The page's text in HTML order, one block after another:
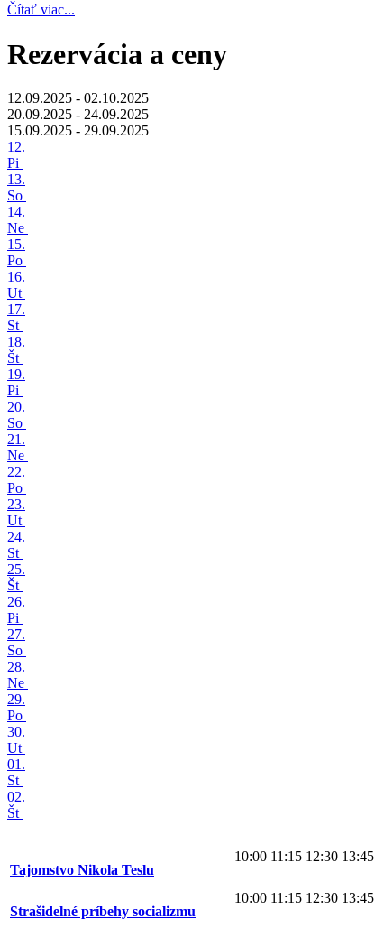
Čítať viac...
Rezervácia a ceny
12.09.2025 - 02.10.2025
20.09.2025 - 24.09.2025
15.09.2025 - 29.09.2025
12.
Pi
13.
So
14.
Ne
15.
Po
16.
Ut
17.
St
18.
Št
19.
Pi
20.
So
21.
Ne
22.
Po
23.
Ut
24.
St
25.
Št
26.
Pi
27.
So
28.
Ne
29.
Po
30.
Ut
01.
St
02.
Št
Tajomstvo Nikola Teslu
10:00 11:15 12:30 13:45
Strašidelné príbehy socializmu
10:00 11:15 12:30 13:45